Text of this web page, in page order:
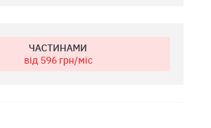
ЧАСТИНАМИ
від 596грн/міс